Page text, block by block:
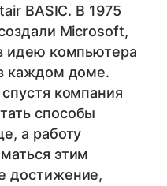
BASIC. В 1975
Microsoft,
идею компьютера
каждом доме.
компания
способы
а работу
этим
достижение,